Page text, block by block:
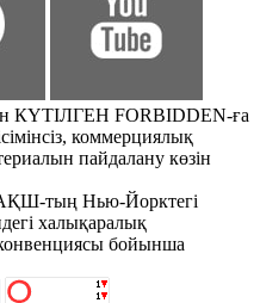
КҮТІЛГЕН FORBIDDEN-ға
коммерциялық
пайдалану көзін
тың Нью-Йорктегі
халықаралық
бойынша